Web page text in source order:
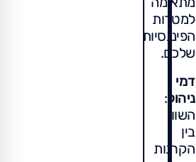
למטרות
הפיננסיות
שלכם.
דמי
ניהול :
השוו
בין
הקרנות